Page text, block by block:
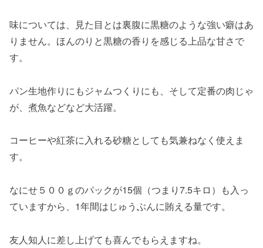
味については、見た目とは裏腹に黒糖のような強い癖はあ
りません。ほんのりと黒糖の香りを感じる上品な甘さで
す。
パン生地作りにもジャムつくりにも、そして定番の肉じゃ
が、煮魚などなど大活躍。
コーヒーや紅茶に入れる砂糖としても気兼ねなく使えま
す。
なにせ５００ｇのパックが15個（つまり7.5キロ）も入っ
ていますから、1年間はじゅうぶんに賄える量です。
友人知人に差し上げても喜んでもらえますね。